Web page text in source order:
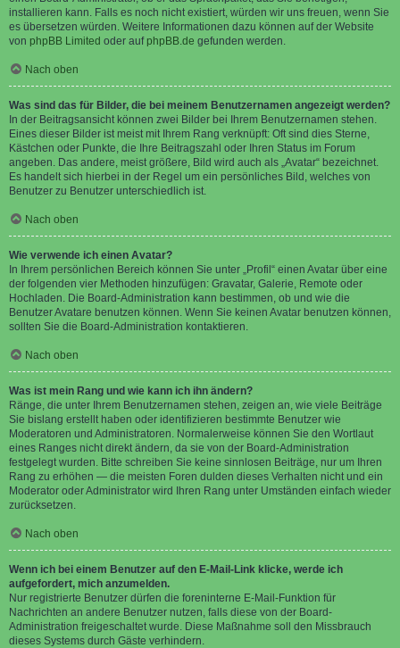
installieren kann. Falls es noch nicht existiert, würden wir uns freuen, wenn Sie
es übersetzen würden. Weitere Informationen dazu können auf der Website
von phpBB Limited oder aufphpBB.de gefunden werden.
Nach oben
Was sind das für Bilder, die bei meinem Benutzernamen angezeigt werden?
In der Beitragsansicht können zwei Bilder bei Ihrem Benutzernamen stehen.
Eines dieser Bilder ist meist mit Ihrem Rang verknüpft: Oft sind dies Sterne,
Kästchen oder Punkte, die Ihre Beitragszahl oder Ihren Status im Forum
angeben. Das andere, meist größere, Bild wird auch als „Avatar“ bezeichnet.
Es handelt sich hierbei in der Regel um ein persönliches Bild, welches von
Benutzer zu Benutzer unterschiedlich ist.
Nach oben
Wie verwende ich einen Avatar?
In Ihrem persönlichen Bereich können Sie unter „Profil“ einen Avatar über eine
der folgenden vier Methoden hinzufügen: Gravatar, Galerie, Remote oder
Hochladen. Die Board-Administration kann bestimmen, ob und wie die
Benutzer Avatare benutzen können. Wenn Sie keinen Avatar benutzen können,
sollten Sie die Board-Administration kontaktieren.
Nach oben
Was ist mein Rang und wie kann ich ihn ändern?
Ränge, die unter Ihrem Benutzernamen stehen, zeigen an, wie viele Beiträge
Sie bislang erstellt haben oder identifizieren bestimmte Benutzer wie
Moderatoren und Administratoren. Normalerweise können Sie den Wortlaut
eines Ranges nicht direkt ändern, da sie von der Board-Administration
festgelegt wurden. Bitte schreiben Sie keine sinnlosen Beiträge, nur um Ihren
Rang zu erhöhen — die meisten Foren dulden dieses Verhalten nicht und ein
Moderator oder Administrator wird Ihren Rang unter Umständen einfach wieder
zurücksetzen.
Nach oben
Wenn ich bei einem Benutzer auf den E-Mail-Link klicke, werde ich
aufgefordert, mich anzumelden.
Nur registrierte Benutzer dürfen die foreninterne E-Mail-Funktion für
Nachrichten an andere Benutzer nutzen, falls diese von der Board-
Administration freigeschaltet wurde. Diese Maßnahme soll den Missbrauch
dieses Systems durch Gäste verhindern.